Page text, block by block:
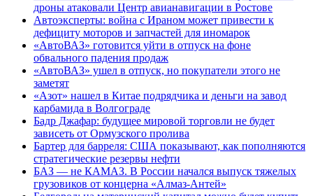
дроны атаковали Центр авианавигации в Ростове
Автоэксперты: война с Ираном может привести к
дефициту моторов и запчастей для иномарок
«АвтоВАЗ» готовится уйти в отпуск на фоне
обвального падения продаж
«АвтоВАЗ» ушел в отпуск, но покупатели этого не
заметят
«Азот» нашел в Китае подрядчика и деньги на завод
карбамида в Волгограде
Бадр Джафар: будущее мировой торговли не будет
зависеть от Ормузского пролива
Бартер для барреля: США показывают, как пополняются
стратегические резервы нефти
БАЗ — не КАМАЗ. В России начался выпуск тяжелых
грузовиков от концерна «Алмаз-Антей»